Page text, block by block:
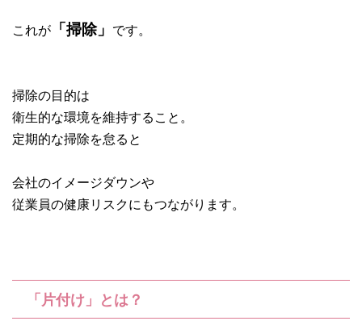
これが 「掃除」 です。
掃除の目的は
衛生的な環境を維持すること。
定期的な掃除を怠ると
会社のイメージダウンや
従業員の健康リスクにもつながります。
「片付け」とは？